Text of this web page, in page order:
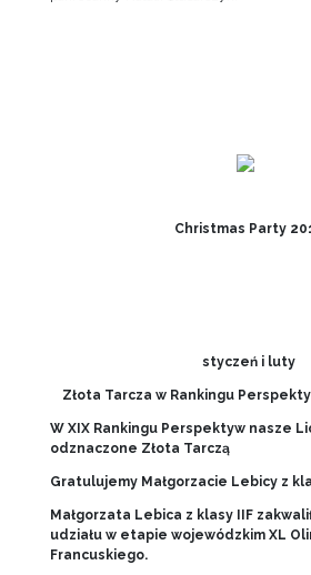
Christmas Party
styczeń i luty
Złota Tarcza w Rankingu
W XIX Rankingu Perspektyw nasze
odznaczone Złota Tarczą
Gratulujemy Małgorzacie Lebicy z
Małgorzata Lebica z klasy IIF
udziału w etapie wojewódzkim XL
Francuskiego.